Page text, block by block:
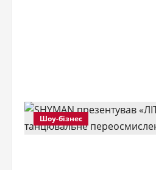
Шоу-бізнес